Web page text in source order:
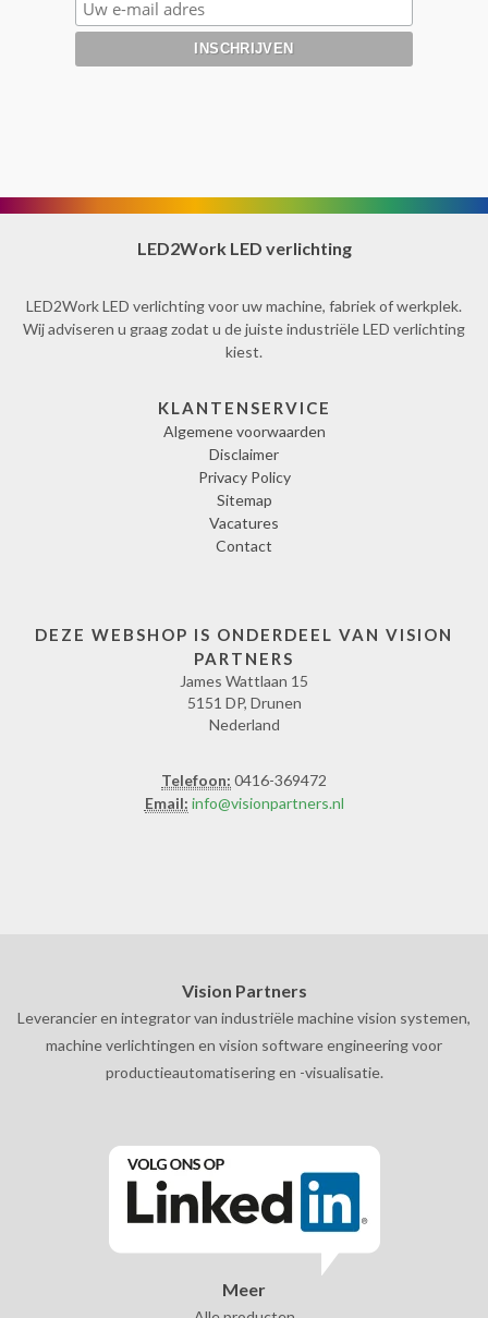
LED2Work LED verlichting
LED2Work LED verlichting voor uw machine, fabriek of werkplek.
Wij adviseren u graag zodat u de juiste industriële LED verlichting
kiest.
KLANTENSERVICE
Algemene voorwaarden
Disclaimer
Privacy Policy
Sitemap
Vacatures
Contact
DEZE WEBSHOP IS ONDERDEEL VAN VISION
PARTNERS
James Wattlaan 15
5151 DP, Drunen
Nederland
Telefoon: 0416-369472
Email: info@visionpartners.nl
Vision Partners
Leverancier en integrator van industriële machine vision systemen,
machine verlichtingen en vision software engineering voor
productieautomatisering en -visualisatie.
Meer